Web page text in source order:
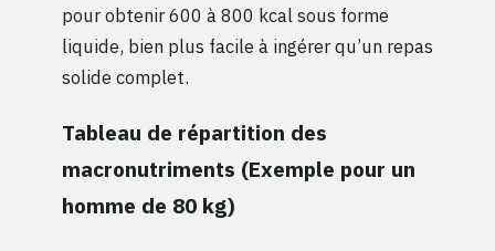
pour obtenir 600 à 800 kcal sous forme
liquide, bien plus facile à ingérer qu’un repas
solide complet.
Tableau de répartition des
macronutriments (Exemple pour un
homme de 80 kg)